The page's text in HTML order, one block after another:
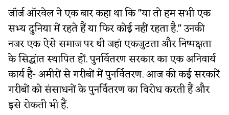
जॉर्ज ऑरवेल ने एक बार कहा था कि "या तो हम सभी एक
सभ्य दुनिया में रहते हैं या फिर कोई नहीं रहता है." उनकी
नजर एक ऐसे समाज पर थी जहां एकजुटता और निष्पक्षता
के सिद्धांत स्थापित हों. पुनर्वितरण सरकार का एक अनिवार्य
कार्य है- अमीरों से गरीबों में पुनर्वितरण. आज की कई सरकारें
गरीबों को संसाधनों के पुनर्वितरण का विरोध करती हैं और
इसे रोकती भी हैं.